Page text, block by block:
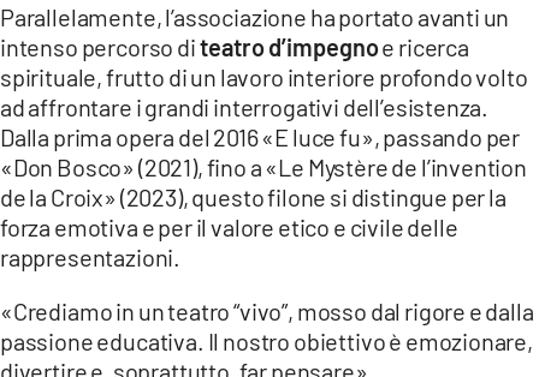
Parallelamente, l’associazione ha portato avanti un
intenso percorso diteatro d’impegnoe ricerca
spirituale, frutto di un lavoro interiore profondo volto
ad affrontare i grandi interrogativi dell’esistenza.
Dalla prima opera del 2016 «E luce fu», passando per
«Don Bosco» (2021), fino a «Le Mystère de l’invention
de la Croix» (2023), questo filone si distingue per la
forza emotiva e per il valore etico e civile delle
rappresentazioni.
«Crediamo in un teatro “vivo”, mosso dal rigore e dalla
passione educativa. Il nostro obiettivo è emozionare,
divertire e, soprattutto, far pensare».